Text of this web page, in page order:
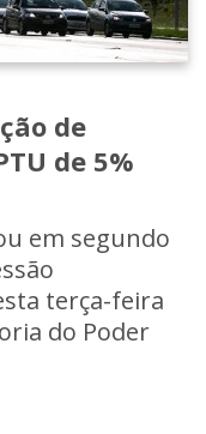
de
de 5%
em segundo
terça-feira
do Poder